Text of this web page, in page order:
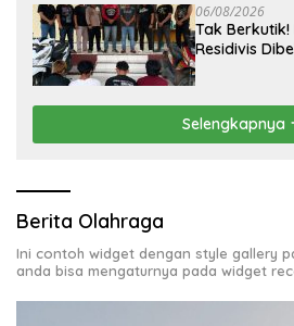
06/08/2026
Tak
Residivis
Selengkapnya
Berita Olahraga
Ini contoh widget dengan style gallery
anda bisa mengaturnya pada widget